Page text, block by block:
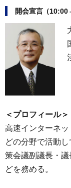
開会宣言（10:00
＜プロフィール＞
高速インターネ
どの分野で活動
策会議副議長・
どを務める。